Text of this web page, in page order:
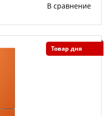
В сравнение
Товар дня